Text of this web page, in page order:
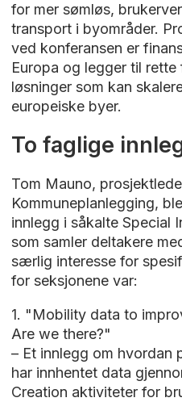
for mer sømløs,
transport i byområder.
ved konferansen er
Europa og legger til
løsninger som kan
europeiske byer.
To faglige
Tom Mauno,
Kommuneplanlegging,
innlegg i såkalte Special
som samler deltakere
særlig interesse for
for seksjonene var:
1. "Mobility data to
Are we there?"
– Et innlegg om hvordan
har innhentet data
Creation aktiviteter for